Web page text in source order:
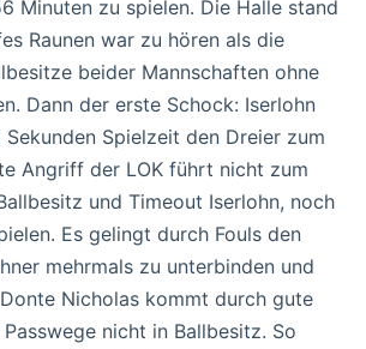
Minuten zu spielen. Die Halle stand
Raunen war zu hören als die
beider Mannschaften ohne
Dann der erste Schock: Iserlohn
Spielzeit den Dreier zum
Angriff der LOK führt nicht zum
und Timeout Iserlohn, noch
Es gelingt durch Fouls den
mehrmals zu unterbinden und
Nicholas kommt durch gute
nicht in Ballbesitz. So